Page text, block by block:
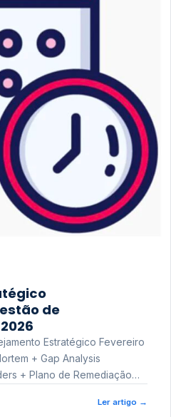
de
Estratégico Fevereiro
+ Gap Analysis
+ Plano de Remediação
Ler artigo →